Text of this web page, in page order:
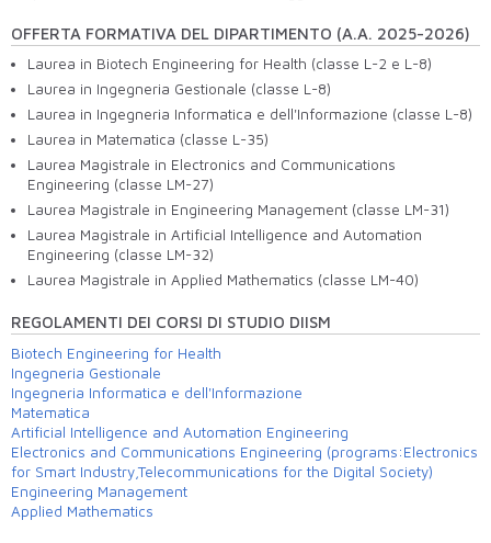
OFFERTA FORMATIVA DEL DIPARTIMENTO (A.A. 2025-2026)
Laurea in Biotech Engineering for Health (classe L-2 e L-8)
Laurea in Ingegneria Gestionale (classe L-8)
Laurea in Ingegneria Informatica e dell'Informazione (classe L-8)
Laurea in Matematica (classe L-35)
Laurea Magistrale in Electronics and Communications
Engineering (classe LM-27)
Laurea Magistrale in Engineering Management (classe LM-31)
Laurea Magistrale in Artificial Intelligence and Automation
Engineering (classe LM-32)
Laurea Magistrale in Applied Mathematics (classe LM-40)
REGOLAMENTI DEI CORSI DI STUDIO DIISM
Biotech Engineering for Health
Ingegneria Gestionale
Ingegneria Informatica e dell'Informazione
Matematica
Artificial Intelligence and Automation Engineering
Electronics and Communications Engineering (programs:Electronics
for Smart Industry,Telecommunications for the Digital Society)
Engineering Management
Applied Mathematics